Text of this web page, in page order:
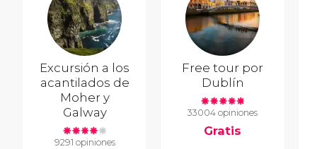
Excursión a los
acantilados de
Moher y
Galway
9291 opiniones
Free tour por
Dublín
33004 opiniones
Gratis